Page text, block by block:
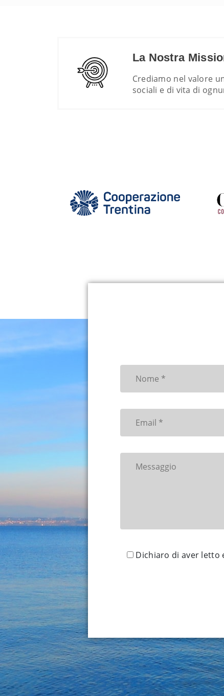
La Nostra
Crediamo nel valore
sociali e di vita di
Dichiaro di aver letto